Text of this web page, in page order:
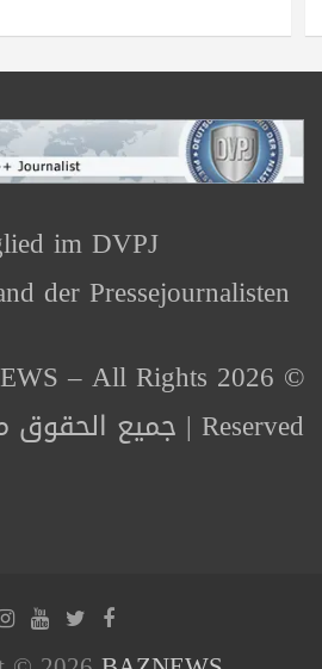
im DVPJ
der Pressejournalisten
NEWS – All Rights
Reserved | جميع الحقوق محفوظة